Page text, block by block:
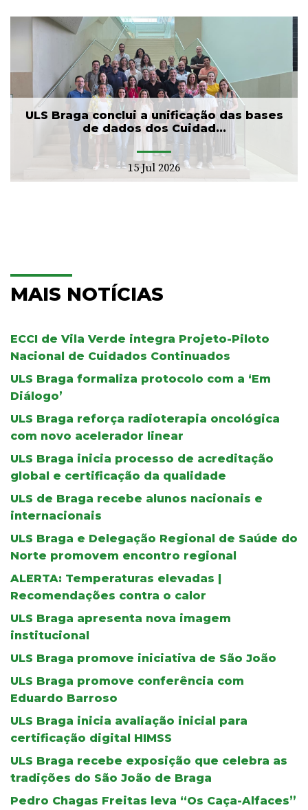
ULS Braga conclui a unificação das bases
de dados dos Cuidad...
15 Jul 2026
MAIS NOTÍCIAS
ECCI de Vila Verde integra Projeto-Piloto
Nacional de Cuidados Continuados
ULS Braga formaliza protocolo com a ‘Em
Diálogo’
ULS Braga reforça radioterapia oncológica
com novo acelerador linear
ULS Braga inicia processo de acreditação
global e certificação da qualidade
ULS de Braga recebe alunos nacionais e
internacionais
ULS Braga e Delegação Regional de Saúde do
Norte promovem encontro regional
ALERTA: Temperaturas elevadas |
Recomendações contra o calor
ULS Braga apresenta nova imagem
institucional
ULS Braga promove iniciativa de São João
ULS Braga promove conferência com
Eduardo Barroso
ULS Braga inicia avaliação inicial para
certificação digital HIMSS
ULS Braga recebe exposição que celebra as
tradições do São João de Braga
Pedro Chagas Freitas leva “Os Caça-Alfaces”